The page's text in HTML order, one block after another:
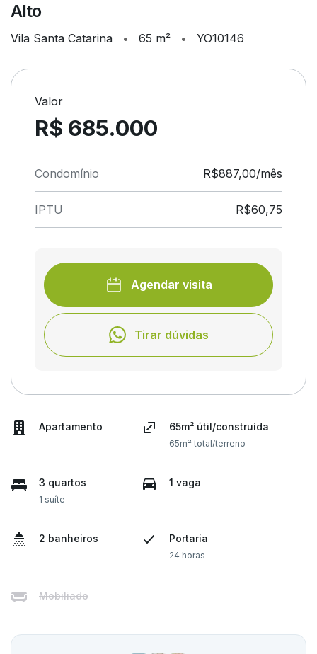
Alto
Vila Santa Catarina • 65 m² • YO10146
Valor
R$ 685.000
Condomínio R$887,00/mês
IPTU R$60,75
Agendar visita
Tirar dúvidas
Apartamento 65m² útil/construída
65m² total/terreno
3 quartos
1 suíte
1 vaga
2 banheiros Portaria
24 horas
Mobiliado